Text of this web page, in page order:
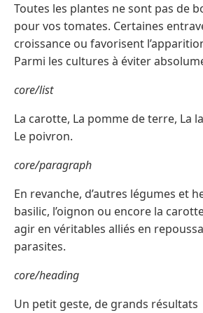
Toutes les plantes ne sont pas de
pour vos tomates. Certaines
croissance ou favorisent
Parmi les cultures à éviter
core/list
La carotte, La pomme de terre, La
Le poivron.
core/paragraph
En revanche, d’autres légumes et
basilic, l’oignon ou encore la
agir en véritables alliés en
parasites.
core/heading
Un petit geste, de grands résultats